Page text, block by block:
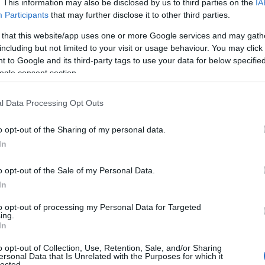
This information may also be disclosed by us to third parties on the
Participants that may further disclose it to other third parties.
that this website/app uses one or more Google services and may
but not limited to your visit or usage behaviour. You may
to Google and its third-party tags to use your data for below
consent section.
Data Processing Opt Outs
opt-out of the Sharing of my personal data.
opt-out of the Sale of my Personal Data.
opt-out of processing my Personal Data for Targeted
opt-out of Collection, Use, Retention, Sale, and/or Sharing
Data that Is Unrelated with the Purposes for which it
τουΠΑΣ Γιάννινα. Ο σύλλογος, με
του και τα συλλυπητήριά του στην
ότι η μνήμη του θα παραμείνει
απώλεια του Μάριου Οικονόμου, εξέδωσαν η
ΠΑΕ, μεταξύ των οποίων: ΑΕΚ,
Κάλιαρι, Σαμπντόρια, Λεβαδειακός, Νίκη
Παναιτωλικός.
στη μνήμη του, η επιτροπή διοίκησης του
Κέντρου Ιωαννίνων, αποφάσισε για την
που υπάρχουν στις εγκαταστάσεις του